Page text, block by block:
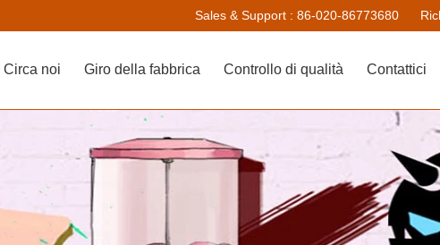
Sales & Support : 86-020-86773680
Circa noi Giro della fabbrica Controllo di qualità Contattici